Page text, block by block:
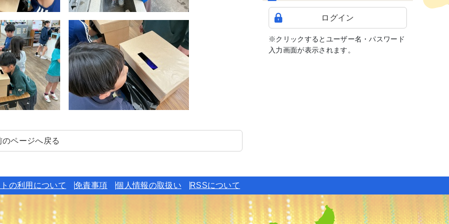
のページへ戻る
ログイン
※クリックするとユーザー名・パスワード
入力画面が表示されます。
の利用について 免責事項 個人情報の取扱い RSSについて